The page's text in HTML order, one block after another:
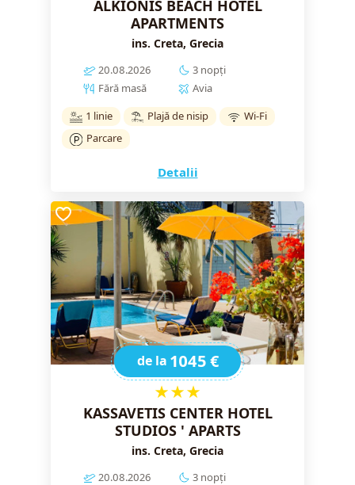
ALKIONIS BEACH HOTEL
APARTMENTS
ins. Creta, Grecia
20.08.2026
3 nopți
Fără masă
Avia
1 linie
Plajă de nisip
Wi-Fi
Parcare
Detalii
de la 1045 €
★★★
KASSAVETIS CENTER HOTEL
STUDIOS ' APARTS
ins. Creta, Grecia
20.08.2026
3 nopți